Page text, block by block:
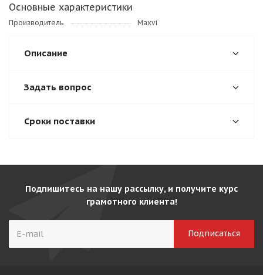
Основные характеристики
Производитель Maxvi
Описание
Задать вопрос
Сроки поставки
Подпишитесь на нашу рассылку, и получите курс
грамотного клиента!